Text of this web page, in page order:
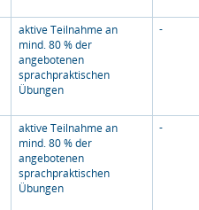
aktive Teilnahme an
mind. 80 % der
angebotenen
sprachpraktischen
Übungen
-
aktive Teilnahme an
mind. 80 % der
angebotenen
sprachpraktischen
Übungen
-